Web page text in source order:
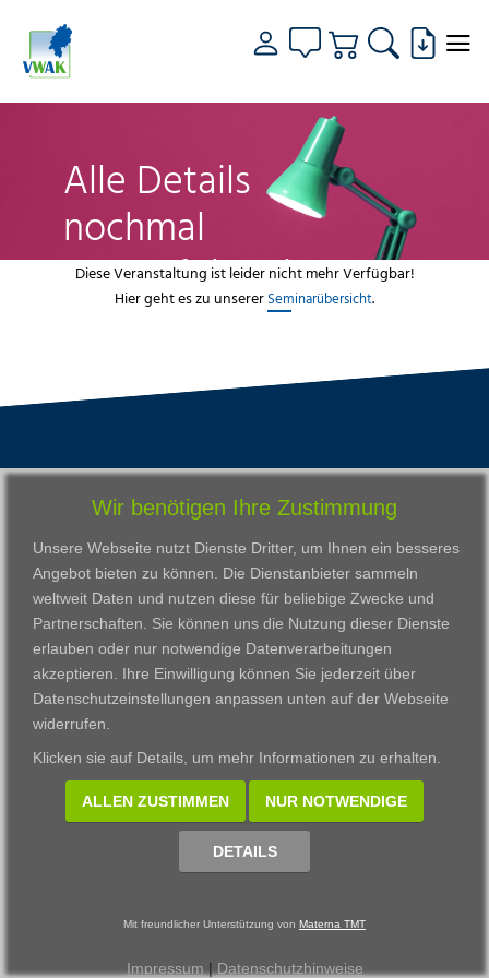
Alle Details
nochmal
genau fokussiert
Diese Veranstaltung ist leider nicht mehr Verfügbar!
Hier geht es zu unserer Seminarübersicht.
VWAK
Karriere
Kontakt
Download
Impressum
Datenschutzerklärung
Standorte
Darmstadt
Frankfurt am Main
Gießen
Kassel
Wiesbaden
Fortbildungszentrum
Bildungsangebot
Ausbildung
Zertifikatslehrgänge
Fortbildung
© 2002 - 2026 Materna TMT GmbH, powered by CARUSO
Wir benötigen Ihre Zustimmung
Unsere Webseite nutzt Dienste Dritter, um Ihnen ein besseres
Angebot bieten zu können. Die Dienstanbieter sammeln
weltweit Daten und nutzen diese für beliebige Zwecke und
Partnerschaften. Sie können uns die Nutzung dieser Dienste
erlauben oder nur notwendige Datenverarbeitungen
akzeptieren. Ihre Einwilligung können Sie jederzeit über
Datenschutzeinstellungen anpassen unten auf der Webseite
widerrufen.
Klicken sie auf Details, um mehr Informationen zu erhalten.
ALLEN ZUSTIMMEN NUR NOTWENDIGE
DETAILS
Mit freundlicher Unterstützung von Materna TMT
Impressum | Datenschutzhinweise